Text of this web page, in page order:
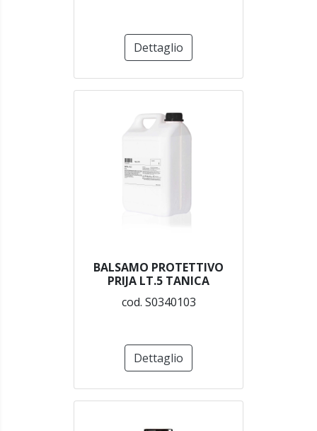
Dettaglio
BALSAMO PROTETTIVO
PRIJA LT.5 TANICA
cod. S0340103
Dettaglio